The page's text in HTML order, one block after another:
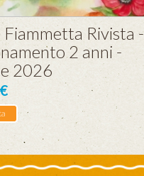
Fiammetta Rivista -
2 anni -
2026